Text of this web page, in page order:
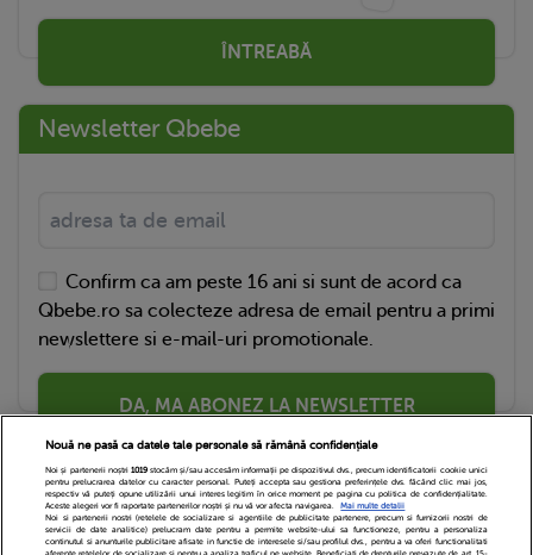
ÎNTREABĂ
Newsletter Qbebe
Confirm ca am peste 16 ani si sunt de acord ca
Qbebe.ro sa colecteze adresa de email pentru a primi
newslettere si e-mail-uri promotionale.
DA, MA ABONEZ LA NEWSLETTER
Nouă ne pasă ca datele tale personale să rămână confidențiale
Noi și partenerii noștri 1019stocăm și/sau accesăm informații pe dispozitivul dvs., precum identificatorii cookie unici
pentru prelucrarea datelor cu caracter personal. Puteți accepta sau gestiona preferințele dvs. făcând clic mai jos,
respectiv vă puteți opune utilizării unui interes legitim în orice moment pe pagina cu politica de confidențialitate.
Aceste alegeri vor fi raportate partenerilor noștri și nu vă vor afecta navigarea.
Mai multe detalii
Noi si partenerii nostri (retelele de socializare si agentiile de publicitate partenere, precum si furnizorii nostri de
servicii de date analitice) prelucram date pentru a permite website-ului sa functioneze, pentru a personaliza
continutul si anunturile publicitare afisate in functie de interesele si/sau profilul dvs., pentru a va oferi functionalitati